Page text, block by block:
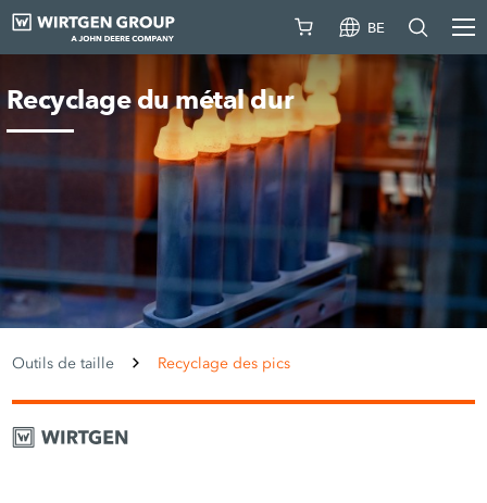
BE
Recyclage du métal dur
Outils de taille Recyclage des pics